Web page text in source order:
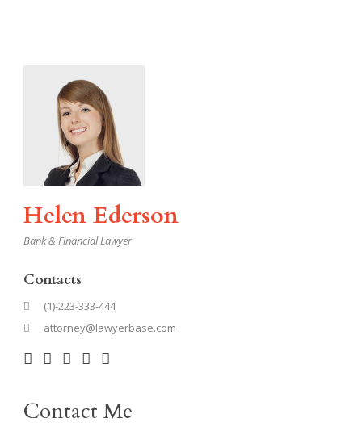
Helen Ederson
Bank & Financial Lawyer
Contacts
(1)-223-333-444
attorney@lawyerbase.com
Contact Me